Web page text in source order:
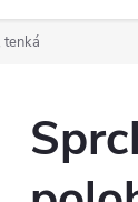
tenká